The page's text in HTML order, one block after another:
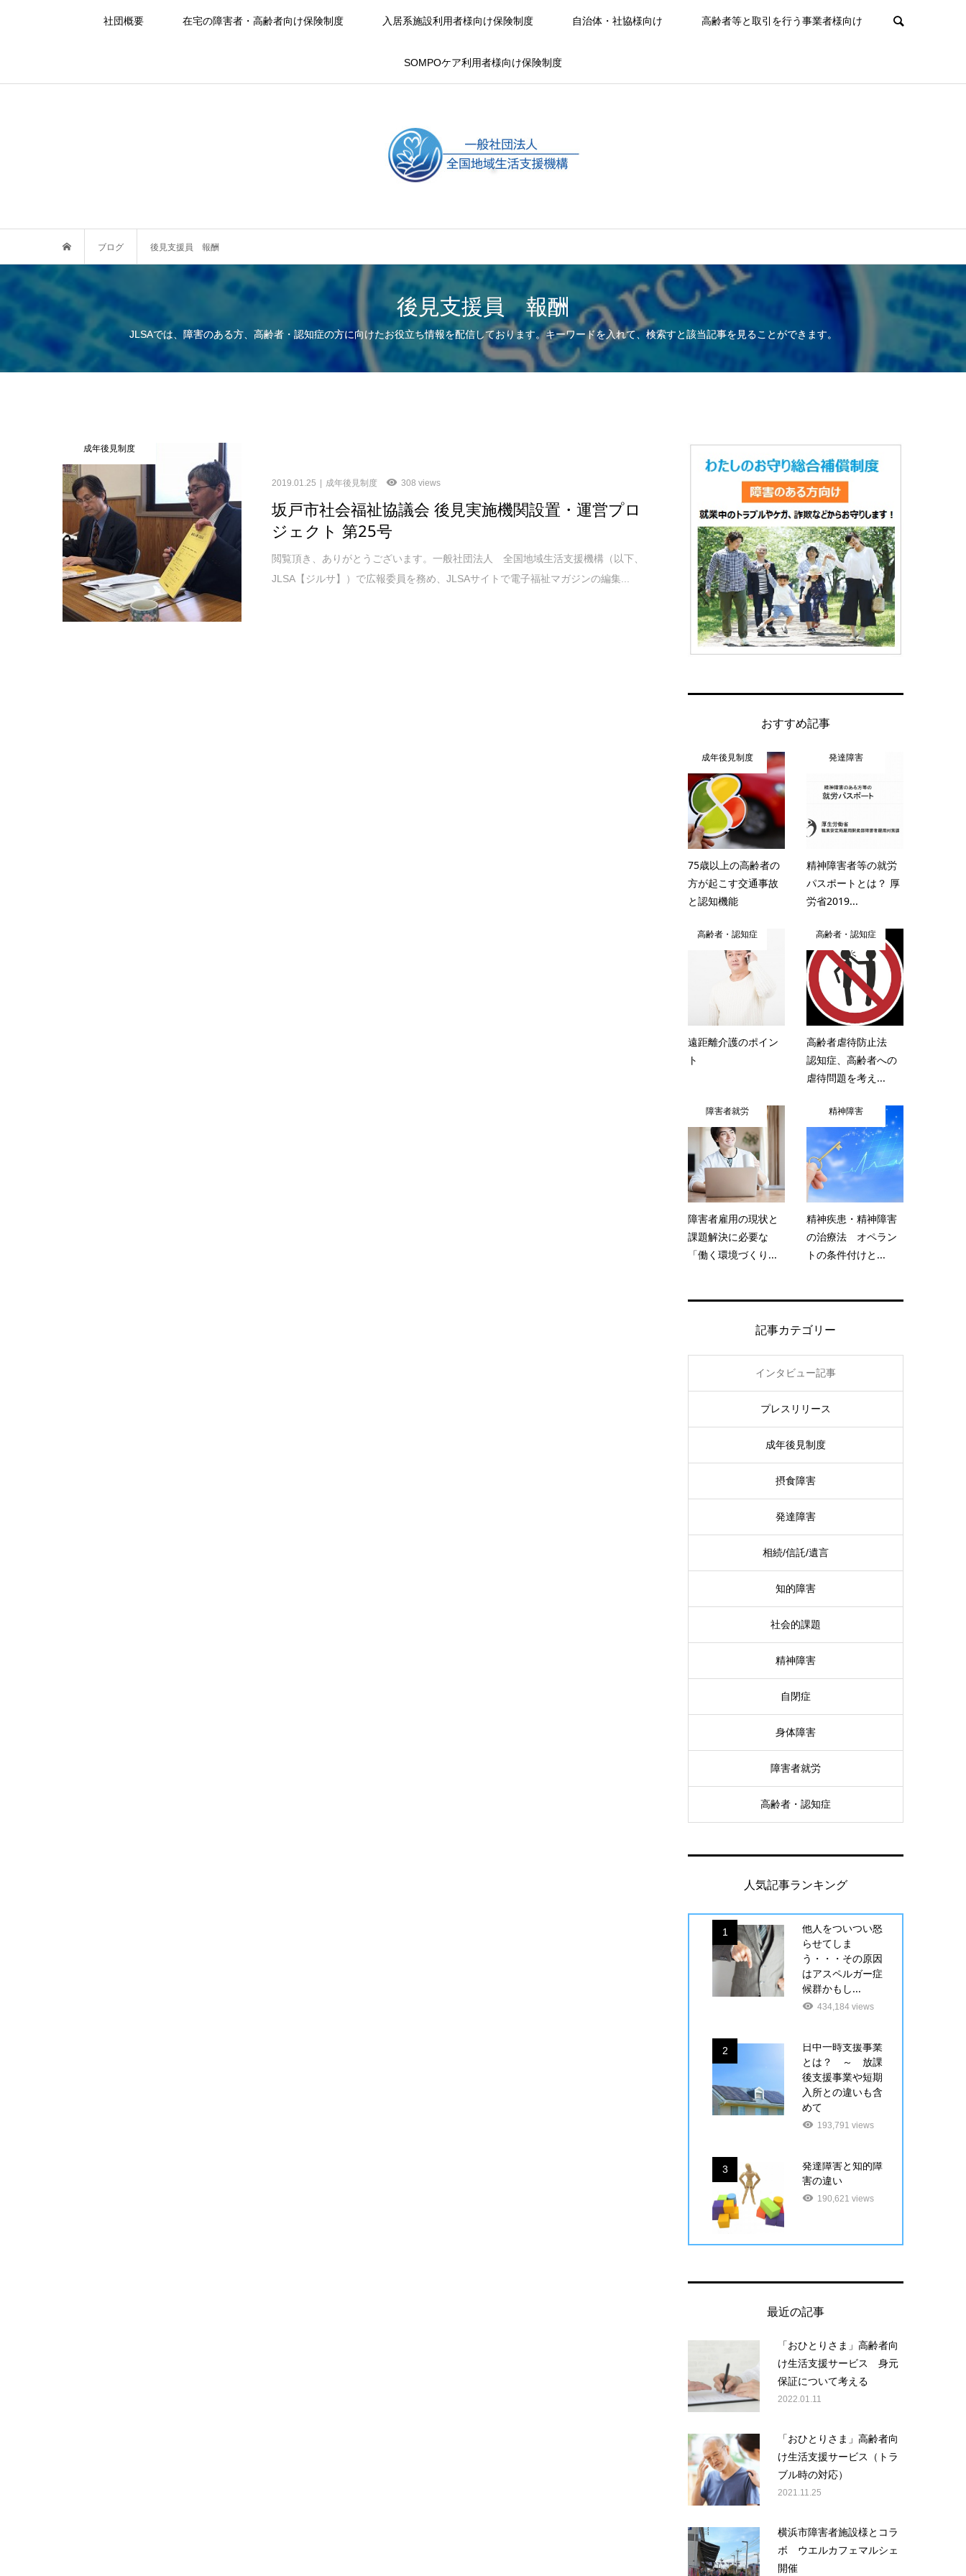
社団概要 在宅の障害者・高齢者向け保険制度 入居系施設利用者様向け保険制度 自治体・社協様向け 高齢者等と取引を行う事業者様向け
SOMPOケア利用者様向け保険制度
ブログ 後見支援員 報酬
後見支援員 報酬
JLSAでは、障害のある方、高齢者・認知症の方に向けたお役立ち情報を配信しております。キーワードを入れて、検索すと該当記事を見ることができます。
成年後見制度
2019.01.25 成年後見制度 308 views
坂戸市社会福祉協議会 後見実施機関設置・運営プロ
ジェクト 第25号
閲覧頂き、ありがとうございます。一般社団法人 全国地域生活支援機構（以下、
JLSA【ジルサ】）で広報委員を務め、JLSAサイトで電子福祉マガジンの編集...
おすすめ記事
成年後見制度
75歳以上の高齢者の
方が起こす交通事故
と認知機能
発達障害
精神障害者等の就労
パスポートとは？ 厚
労省2019...
高齢者・認知症
遠距離介護のポイン
ト
高齢者・認知症
高齢者虐待防止法
認知症、高齢者への
虐待問題を考え...
障害者就労
障害者雇用の現状と
課題解決に必要な
「働く環境づくり...
精神障害
精神疾患・精神障害
の治療法 オペラン
トの条件付けと...
記事カテゴリー
インタビュー記事
プレスリリース
成年後見制度
摂食障害
発達障害
相続/信託/遺言
知的障害
社会的課題
精神障害
自閉症
身体障害
障害者就労
高齢者・認知症
人気記事ランキング
1
他人をついつい怒
らせてしま
う・・・その原因
はアスペルガー症
候群かもし...
434,184 views
2
日中一時支援事業
とは？ ～ 放課
後支援事業や短期
入所との違いも含
めて
193,791 views
3
発達障害と知的障
害の違い
190,621 views
最近の記事
「おひとりさま」高齢者向
け生活支援サービス 身元
保証について考える
2022.01.11
「おひとりさま」高齢者向
け生活支援サービス（トラ
ブル時の対応）
2021.11.25
横浜市障害者施設様とコラ
ボ ウエルカフェマルシェ
開催